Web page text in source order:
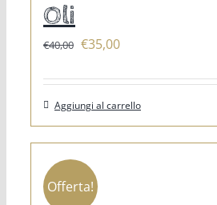
Oli
€40,00 Il
originale
era:
€35,00Il
attuale
è:
Aggiungi al carrello
Offerta!